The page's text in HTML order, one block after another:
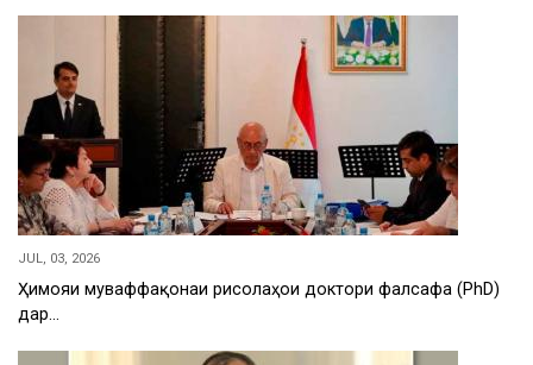
JUL, 03, 2026
Ҳимояи муваффақонаи рисолаҳои доктори фалсафа (PhD)
дар…